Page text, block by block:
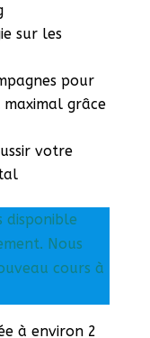
sur les
pour
grâce
votre
disponible
Nous
cours à
à environ 2